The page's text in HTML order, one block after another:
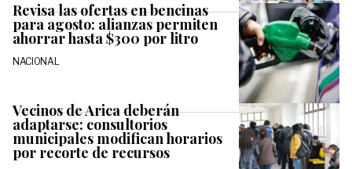
Revisa las ofertas en bencinas
para agosto: alianzas permiten
ahorrar hasta $300 por litro
NACIONAL
Vecinos de Arica deberán
adaptarse: consultorios
municipales modifican horarios
por recorte de recursos